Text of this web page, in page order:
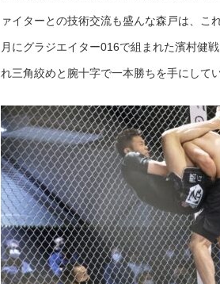
ァイターとの技術交流も盛んな森戸は、こ
月にグラジエイター016で組まれた濱村健
れ三角絞めと腕十字で一本勝ちを手にしてい